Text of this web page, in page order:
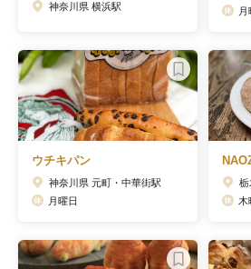
神奈川県 横浜駅
ウチキパン
神奈川県 元町・中華街駅
月曜日
栃
木